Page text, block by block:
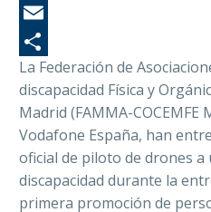
La Federación de
discapacidad Física y
Madrid (FAMMA-COCEMFE
Vodafone España, han
oficial de piloto de drones a
discapacidad durante la
primera promoción de